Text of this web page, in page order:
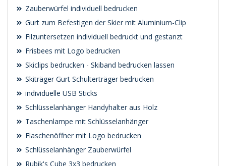
Zauberwürfel individuell bedrucken
Gurt zum Befestigen der Skier mit Aluminium-Clip
Filzuntersetzen individuell bedruckt und gestanzt
Frisbees mit Logo bedrucken
Skiclips bedrucken - Skiband bedrucken lassen
Skiträger Gurt Schulterträger bedrucken
individuelle USB Sticks
Schlüsselanhänger Handyhalter aus Holz
Taschenlampe mit Schlüsselanhänger
Flaschenöffner mit Logo bedrucken
Schlüsselanhänger Zauberwürfel
Rubik's Cube 3x3 bedrucken